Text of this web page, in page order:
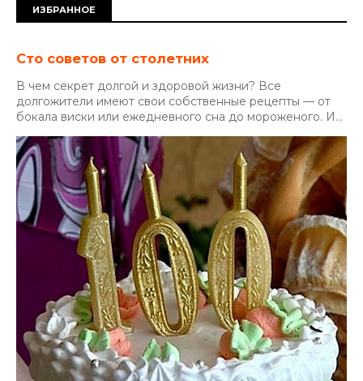
ИЗБРАННОЕ
Сто советов от столетних
В чем секрет долгой и здоровой жизни? Все
долгожители имеют свои собственные рецепты — от
бокала виски или ежедневного сна до мороженого. И...